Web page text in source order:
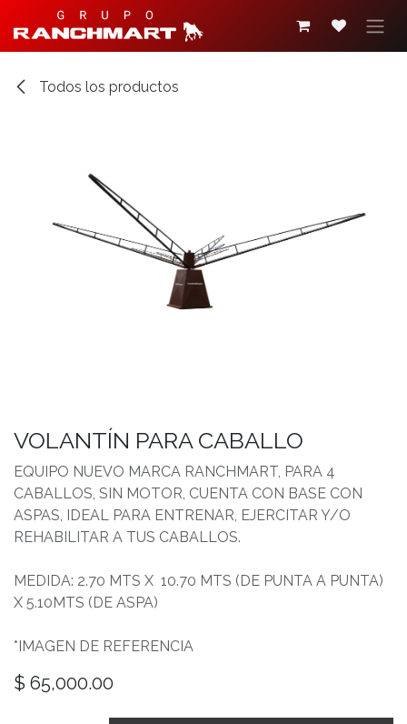
Ir al contenido
Todos los productos
VOLANTÍN PARA CABALLO
EQUIPO NUEVO MARCA RANCHMART, PARA 4
CABALLOS, SIN MOTOR, CUENTA CON BASE CON
ASPAS, IDEAL PARA ENTRENAR, EJERCITAR Y/O
REHABILITAR A TUS CABALLOS.
MEDIDA: 2.70 MTS X 10.70 MTS (DE PUNTA A PUNTA)
X 5.10MTS (DE ASPA)
*IMAGEN DE REFERENCIA
$ 65,000.00